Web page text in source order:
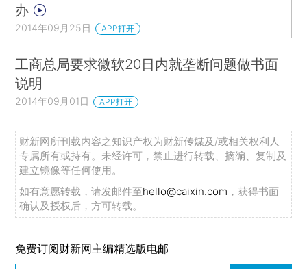
办
2014年09月25日 APP打开
工商总局要求微软20日内就垄断问题做书面
说明
2014年09月01日 APP打开
财新网所刊载内容之知识产权为财新传媒及/或相关权利人
专属所有或持有。未经许可，禁止进行转载、摘编、复制及
建立镜像等任何使用。
如有意愿转载，请发邮件至hello@caixin.com ，获得书面
确认及授权后，方可转载。
免费订阅财新网主编精选版电邮